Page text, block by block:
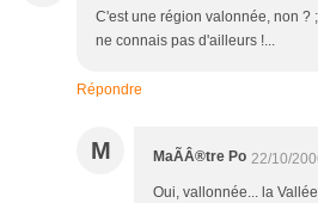
C'est une région valonnée, non ?
ne connais pas d'ailleurs !...
Répondre
M MaÃÂ®tre Po 22/10/
Oui, vallonnée... la